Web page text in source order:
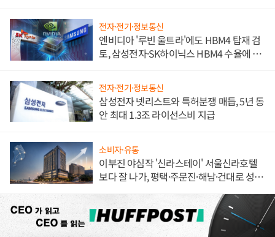
전자·전기·정보통신
엔비디아 '루빈 울트라'에도 HBM4 탑재 검
토, 삼성전자·SK하이닉스 HBM4 수율에 주
전자·전기·정보통신
삼성전자 넷리스트와 특허분쟁 매듭, 5년 동
안 최대 1.3조 라이선스비 지급
소비자·유통
이부진 야심작 '신라스테이' 서울신라호텔
보다 잘 나가, 평택·주문진·해남·건대로 성